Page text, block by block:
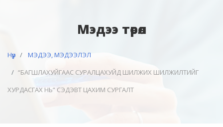
Мэдээ төрөл
Нүүр
МЭДЭЭ, МЭДЭЭЛЭЛ
“БАГШЛАХУЙГААС СУРАЛЦАХУЙД ШИЛЖИХ ШИЛЖИЛТИЙГ
ХУРДАСГАХ НЬ” СЭДЭВТ ЦАХИМ СУРГАЛТ